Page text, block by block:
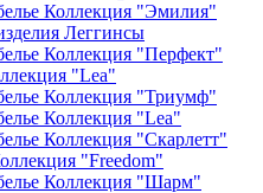
Коллекция "Эмилия"
Леггинсы
Коллекция "Перфект"
"Lea"
Коллекция "Триумф"
Коллекция "Lea"
Коллекция "Скарлетт"
"Freedom"
Коллекция "Шарм"